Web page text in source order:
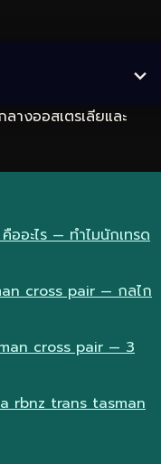
างออสเตรเลียและ
ออะไร — ทำไมนักเทรด
cross pair — กลไก
cross pair — 3
rbnz trans tasman